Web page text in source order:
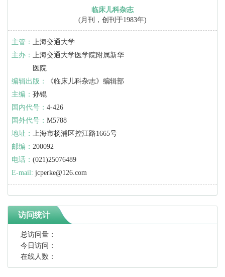
临床儿科杂志
(月刊，创刊于1983年)
主管： 上海交通大学
主办： 上海交通大学医学院附属新华
医院
编辑出版：
《临床儿科杂志》编辑部
主编： 孙锟
国内代号： 4-426
国外代号： M5788
地址： 上海市杨浦区控江路1665号
邮编： 200092
电话： (021)25076489
E-mail: jcperke@126.com
访问统计
总访问量：
今日访问：
在线人数：